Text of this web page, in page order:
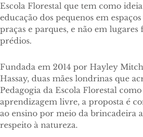
Escola Florestal que tem como
educação dos pequenos em
praças e parques, e não em lugares
prédios.
Fundada em 2014 por Hayley
Hassay, duas mães londrinas que
Pedagogia da Escola Florestal
aprendizagem livre, a proposta é
ao ensino por meio da brincadeira
respeito à natureza.